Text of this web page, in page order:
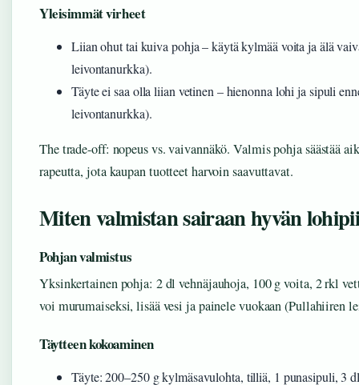
Yleisimmät virheet
Liian ohut tai kuiva pohja – käytä kylmää voita ja älä
leivontanurkka).
Täyte ei saa olla liian vetinen – hienonna lohi ja sipuli
leivontanurkka).
The trade-off: nopeus vs. vaivannäkö. Valmis pohja säästää
rapeutta, jota kaupan tuotteet harvoin saavuttavat.
Miten valmistan sairaan hyvän
Pohjan valmistus
Yksinkertainen pohja: 2 dl vehnäjauhoja, 100 g voita, 2 rkl
voi murumaiseksi, lisää vesi ja painele vuokaan (Pullahiiren
Täytteen kokoaminen
Täyte: 200–250 g kylmäsavulohta, tilliä, 1 punasipuli, 3